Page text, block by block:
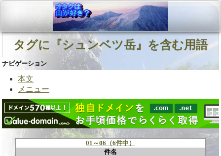
タグに『シュンベツ岳』を含む用語
ナビゲーション
本文
メニュー
01～06（6件中）
件名